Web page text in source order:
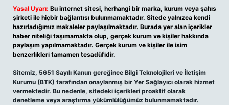
Yasal Uyarı: Bu internet sitesi, herhangi bir marka, kurum veya şahıs
şirketi ile hiçbir bağlantısı bulunmamaktadır. Sitede yalnızca kendi
hazırladığımız makaleler paylaşılmaktadır. Burada yer alan içerikler
haber niteliği taşımamakta olup, gerçek kurum ve kişiler hakkında
paylaşım yapılmamaktadır. Gerçek kurum ve kişiler ile isim
benzerlikleri tamamen tesadüfidir.
Sitemiz, 5651 Sayılı Kanun gereğince Bilgi Teknolojileri ve İletişim
Kurumu (BTK) tarafından onaylanmış bir Yer Sağlayıcı olarak hizmet
vermektedir. Bu nedenle, sitedeki içerikleri proaktif olarak
denetleme veya araştırma yükümlülüğümüz bulunmamaktadır.